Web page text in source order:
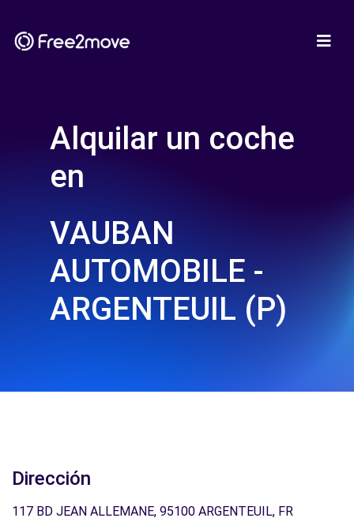
Alquilar un coche
en
VAUBAN
AUTOMOBILE -
ARGENTEUIL (P)
Dirección
117 BD JEAN ALLEMANE, 95100 ARGENTEUIL, FR